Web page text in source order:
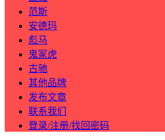
范斯
安德玛
彪马
鬼冢虎
古驰
其他品牌
发布文章
联系我们
登录/注册/找回密码